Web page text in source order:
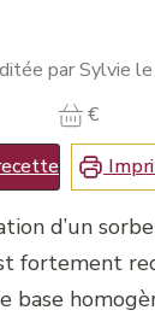
par Sylvie le
€
d’un
fortement
base